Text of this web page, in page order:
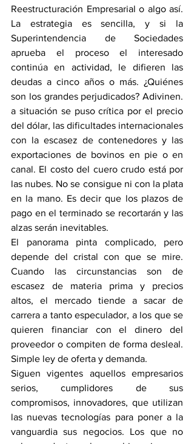
Reestructuración Empresarial o algo así.
La estrategia es sencilla, y si la
Superintendencia de Sociedades
aprueba el proceso el interesado
continúa en actividad, le difieren las
deudas a cinco años o más. ¿Quiénes
son los grandes perjudicados? Adivinen.
a situación se puso crítica por el precio
del dólar, las dificultades internacionales
con la escasez de contenedores y las
exportaciones de bovinos en pie o en
canal. El costo del cuero crudo está por
las nubes. No se consigue ni con la plata
en la mano. Es decir que los plazos de
pago en el terminado se recortarán y las
alzas serán inevitables.
El panorama pinta complicado, pero
depende del cristal con que se mire.
Cuando las circunstancias son de
escasez de materia prima y precios
altos, el mercado tiende a sacar de
carrera a tanto especulador, a los que se
quieren financiar con el dinero del
proveedor o compiten de forma desleal.
Simple ley de oferta y demanda.
Siguen vigentes aquellos empresarios
serios, cumplidores de sus
compromisos, innovadores, que utilizan
las nuevas tecnologías para poner a la
vanguardia sus negocios. Los que no